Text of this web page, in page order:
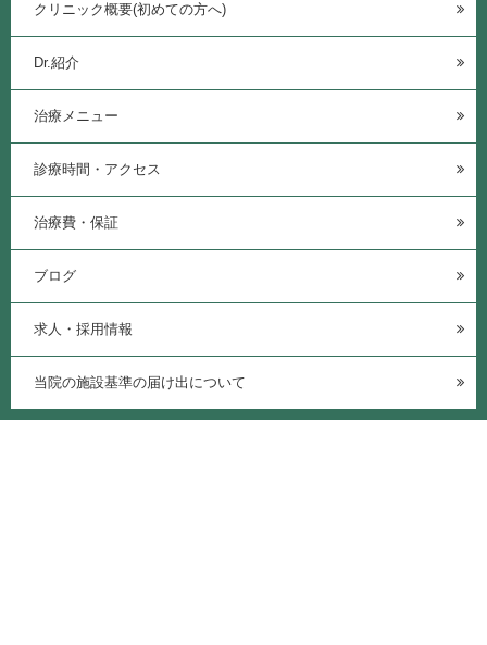
クリニック概要(初めての方へ)
Dr.紹介
治療メニュー
診療時間・アクセス
治療費・保証
ブログ
求人・採用情報
当院の施設基準の届け出について